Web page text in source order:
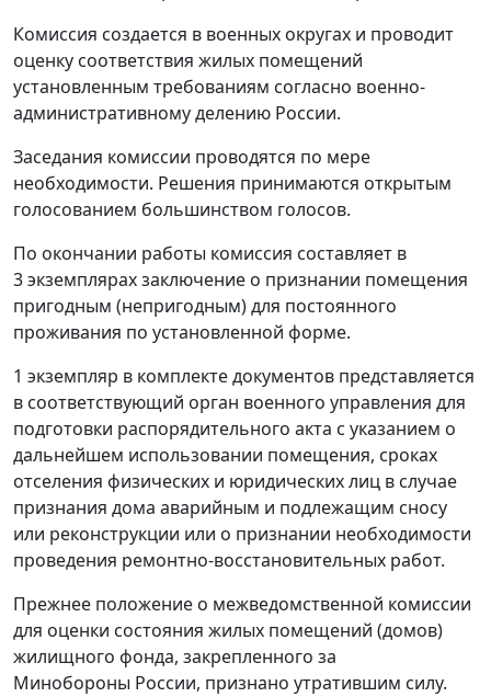
Комиссия создается в военных округах и проводит
оценку соответствия жилых помещений
установленным требованиям согласно военно-
административному делению России.
Заседания комиссии проводятся по мере
необходимости. Решения принимаются открытым
голосованием большинством голосов.
По окончании работы комиссия составляет в
3 экземплярах заключение о признании помещения
пригодным (непригодным) для постоянного
проживания по установленной форме.
1 экземпляр в комплекте документов представляется
в соответствующий орган военного управления для
подготовки распорядительного акта с указанием о
дальнейшем использовании помещения, сроках
отселения физических и юридических лиц в случае
признания дома аварийным и подлежащим сносу
или реконструкции или о признании необходимости
проведения ремонтно-восстановительных работ.
Прежнее положение о межведомственной комиссии
для оценки состояния жилых помещений (домов)
жилищного фонда, закрепленного за
Минобороны России, признано утратившим силу.